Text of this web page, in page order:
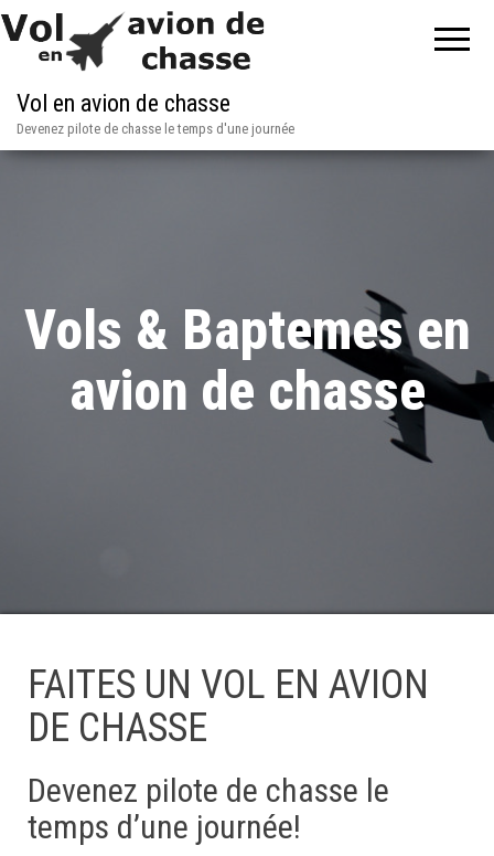
Vol en avion de chasse
Devenez pilote de chasse le temps d'une journée
Vols & Baptemes en
avion de chasse
FAITES UN VOL EN AVION
DE CHASSE
Devenez pilote de chasse le
temps d’une journée!